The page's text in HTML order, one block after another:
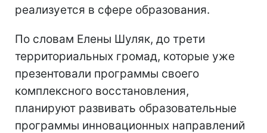
реализуется в сфере образования.
По словам Елены Шуляк, до трети
территориальных громад, которые уже
презентовали программы своего
комплексного восстановления,
планируют развивать образовательные
программы инновационных направлений